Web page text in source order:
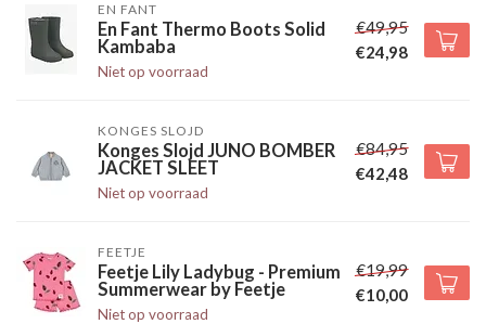
EN FANT
En Fant Thermo Boots Solid
Kambaba
Niet op voorraad
€49,95
€24,98
KONGES SLOJD
Konges Slojd JUNO BOMBER
JACKET SLEET
Niet op voorraad
€84,95
€42,48
FEETJE
Feetje Lily Ladybug - Premium
Summerwear by Feetje
Niet op voorraad
€19,99
€10,00